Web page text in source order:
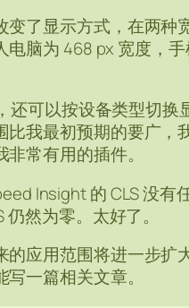
变了显示方式，在两种
电脑为 468 px 宽度，
还可以按设备类型切换
比我最初预期的要广，
常有用的插件。
Insight 的 CLS 没有
仍然为零。太好了。
的应用范围将进一步扩
一篇相关文章。